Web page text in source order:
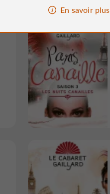
En savoir plus